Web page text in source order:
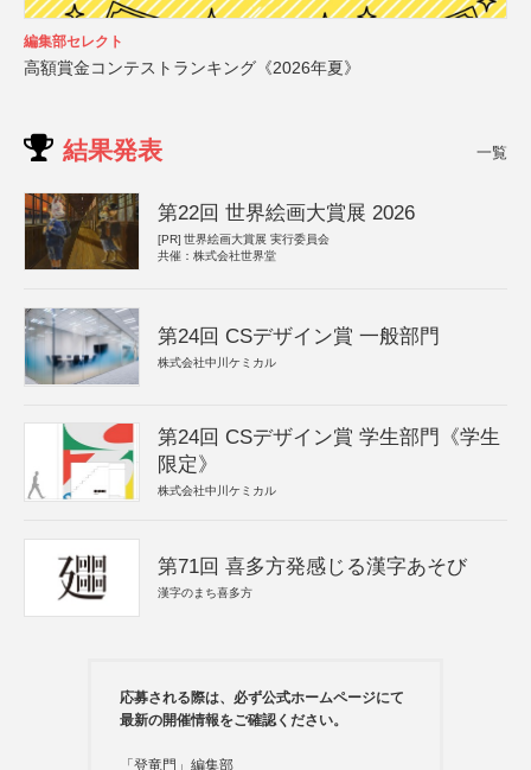
編集部セレクト
高額賞金コンテストランキング《2026年夏》
結果発表 一覧
第22回 世界絵画大賞展 2026
[PR] 世界絵画大賞展 実行委員会
共催：株式会社世界堂
第24回 CSデザイン賞 一般部門
株式会社中川ケミカル
第24回 CSデザイン賞 学生部門《学生
限定》
株式会社中川ケミカル
第71回 喜多方発感じる漢字あそび
漢字のまち喜多方
応募される際は、必ず公式ホームページにて
最新の開催情報をご確認ください。
「登竜門」編集部